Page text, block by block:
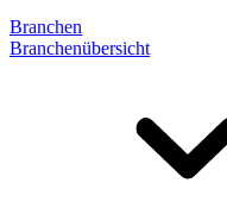
Branchen
Branchenübersicht